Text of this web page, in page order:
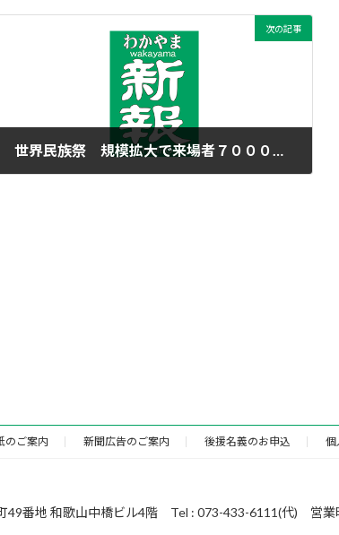
次の記事
のご案内 新聞広告のご案内 後援名義のお申込 個
番地 和歌山中橋ビル4階 Tel : 073-433-6111(代) 営業